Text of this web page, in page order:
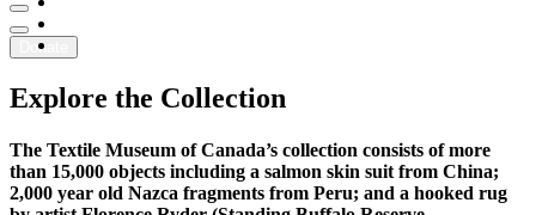
Youtube
Donate
Explore the Collection
The Textile Museum of Canada’s collection consists of more
than 15,000 objects including a salmon skin suit from China;
2,000 year old Nazca fragments from Peru; and a hooked rug